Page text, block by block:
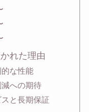
れた理由
な性能
への期待
と長期保証